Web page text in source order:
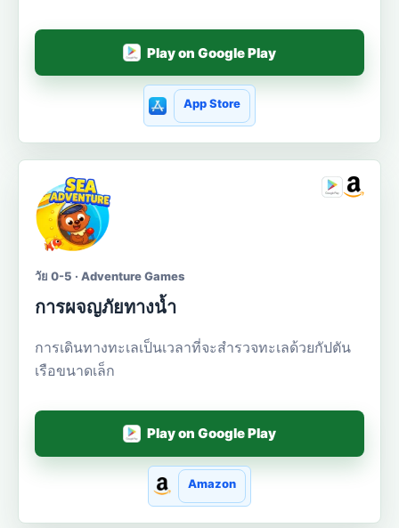
Play on Google Play
App Store
วัย 0-5 · Adventure Games
การผจญภัยทางน้ำ
การเดินทางทะเลเป็นเวลาที่จะสำรวจทะเลด้วยกัปตัน
เรือขนาดเล็ก
Play on Google Play
Amazon